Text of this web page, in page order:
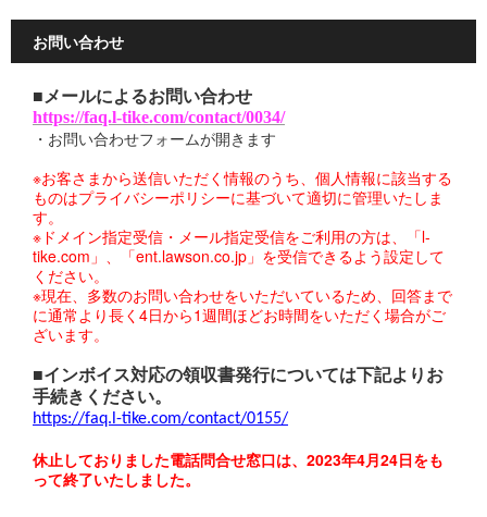
お問い合わせ
■メールによるお問い合わせ
https://faq.l-tike.com/contact/0034/
・お問い合わせフォームが開きます
※お客さまから送信いただく情報のうち、個人情報に該当する
ものはプライバシーポリシーに基づいて適切に管理いたしま
す。
※ドメイン指定受信・メール指定受信をご利用の方は、「l-
tike.com」、「ent.lawson.co.jp」を受信できるよう設定して
ください。
※現在、多数のお問い合わせをいただいているため、回答まで
に通常より長く4日から1週間ほどお時間をいただく場合がご
ざいます。
■インボイス対応の領収書発行については下記よりお
手続きください。
https://faq.l-tike.com/contact/0155/
休止しておりました電話問合せ窓口は、2023年4月24日をも
って終了いたしました。